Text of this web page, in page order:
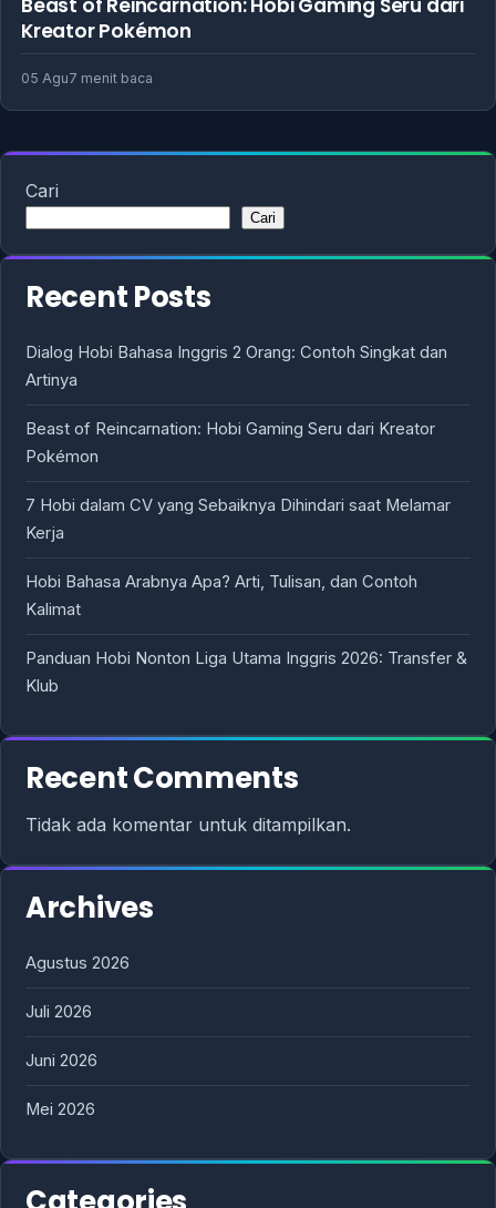
Beast of Reincarnation: Hobi Gaming Seru dari
Kreator Pokémon
05 Agu7 menit baca
Cari
Cari
Recent Posts
Dialog Hobi Bahasa Inggris 2 Orang: Contoh Singkat dan
Artinya
Beast of Reincarnation: Hobi Gaming Seru dari Kreator
Pokémon
7 Hobi dalam CV yang Sebaiknya Dihindari saat Melamar
Kerja
Hobi Bahasa Arabnya Apa? Arti, Tulisan, dan Contoh
Kalimat
Panduan Hobi Nonton Liga Utama Inggris 2026: Transfer &
Klub
Recent Comments
Tidak ada komentar untuk ditampilkan.
Archives
Agustus 2026
Juli 2026
Juni 2026
Mei 2026